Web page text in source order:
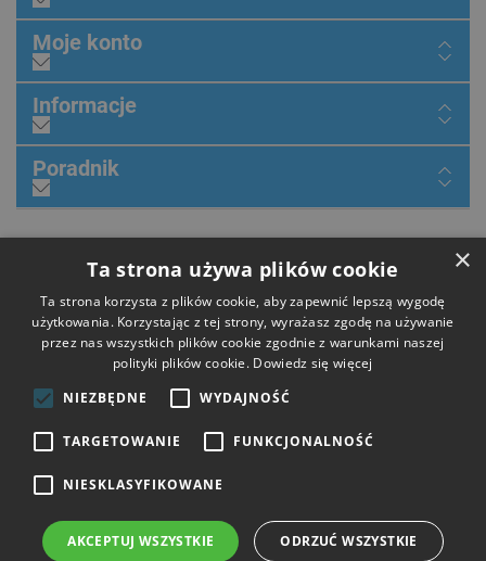
Moje konto
Informacje
Poradnik
Płatności
×
Ta strona używa plików cookie
Ta strona korzysta z plików cookie, aby zapewnić lepszą wygodę
użytkowania. Korzystając z tej strony, wyrażasz zgodę na używanie
przez nas wszystkich plików cookie zgodnie z warunkami naszej
polityki plików cookie. Dowiedz się więcej
NIEZBĘDNE
WYDAJNOŚĆ
TARGETOWANIE FUNKCJONALNOŚĆ
NIESKLASYFIKOWANE
AKCEPTUJ WSZYSTKIE ODRZUĆ WSZYSTKIE